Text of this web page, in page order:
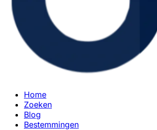
Home
Zoeken
Blog
Bestemmingen